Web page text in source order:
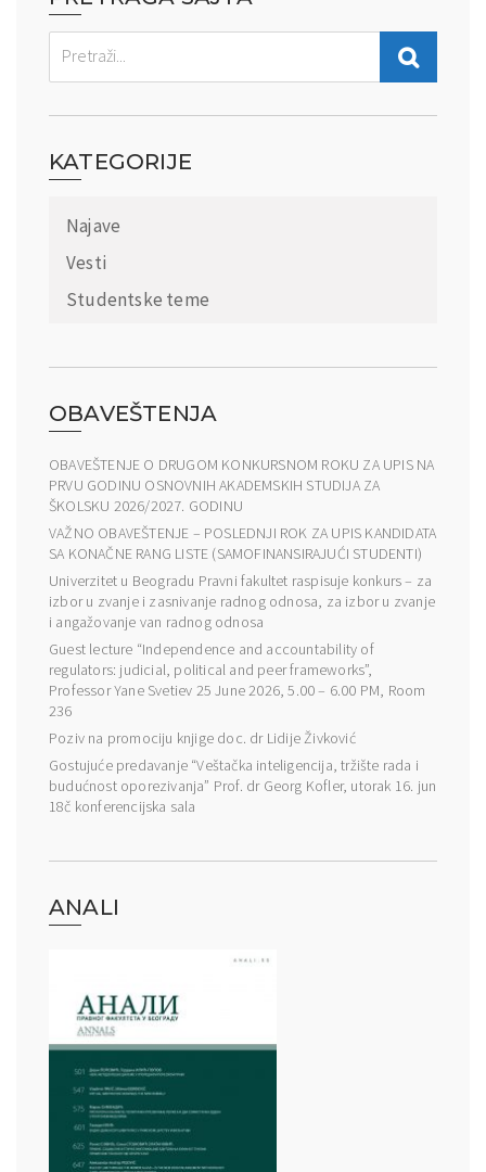
KATEGORIJE
Najave
Vesti
Studentske teme
OBAVEŠTENJA
OBAVEŠTENJE O DRUGOM KONKURSNOM ROKU ZA UPIS NA
PRVU GODINU OSNOVNIH AKADEMSKIH STUDIJA ZA
ŠKOLSKU 2026/2027. GODINU
VAŽNO OBAVEŠTENJE – POSLEDNJI ROK ZA UPIS KANDIDATA
SA KONAČNE RANG LISTE (SAMOFINANSIRAJUĆI STUDENTI)
Univerzitet u Beogradu Pravni fakultet raspisuje konkurs – za
izbor u zvanje i zasnivanje radnog odnosa, za izbor u zvanje
i angažovanje van radnog odnosa
Guest lecture “Independence and accountability of
regulators: judicial, political and peer frameworks”,
Professor Yane Svetiev 25 June 2026, 5.00 – 6.00 PM, Room
236
Poziv na promociju knjige doc. dr Lidije Živković
Gostujuće predavanje “Veštačka inteligencija, tržište rada i
budućnost oporezivanja” Prof. dr Georg Kofler, utorak 16. jun
18č konferencijska sala
ANALI